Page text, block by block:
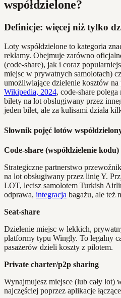
współdzielone?
Definicje: więcej niż tylko
Loty współdzielone to kategoria
reklamy. Obejmuje zarówno
(code-share), jak i coraz
miejsc w prywatnych samolotach)
umożliwiające dzielenie kosztów na
Wikipedia, 2024, code-share
bilety na lot obsługiwany przez
jeden bilet, ale za kulisami działa
Słownik pojęć lotów
Code-share (współdzielenie kodu)
Strategiczne partnerstwo
na lot obsługiwany przez linię Y.
LOT, lecisz samolotem Turkish
odprawa, integracja bagażu, ale też
Seat-share
Dzielenie miejsc w lekkich,
platformy typu Wingly. To legalny
pasażerów dzieli koszty z pilotem.
Private charter/p2p sharing
Wynajmujesz miejsce (lub cały lot)
najczęściej poprzez aplikacje